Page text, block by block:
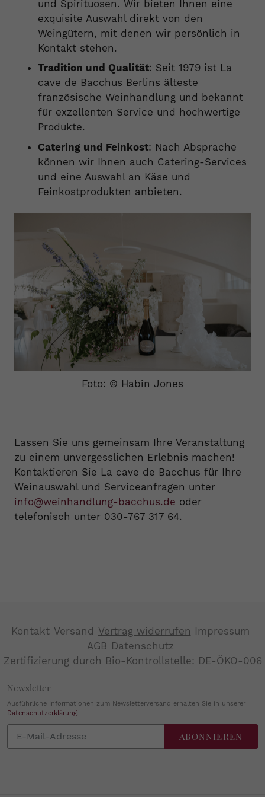
und Spirituosen. Wir bieten Ihnen eine
exquisite Auswahl direkt von den
Weingütern, mit denen wir persönlich in
Kontakt stehen.
Tradition und Qualität: Seit 1979 ist La
cave de Bacchus Berlins älteste
französische Weinhandlung und bekannt
für exzellenten Service und hochwertige
Produkte.
Catering und Feinkost: Nach Absprache
können wir Ihnen auch Catering-Services
und eine Auswahl an Käse und
Feinkostprodukten anbieten.
Foto: © Habin Jones
Lassen Sie uns gemeinsam Ihre Veranstaltung
zu einem unvergesslichen Erlebnis machen!
Kontaktieren Sie La cave de Bacchus für Ihre
Weinauswahl und Serviceanfragen unter
info@weinhandlung-bacchus.de oder
telefonisch unter 030-767 317 64.
Kontakt Versand Vertrag widerrufen Impressum
AGB Datenschutz
Zertifizierung durch Bio-Kontrollstelle: DE-ÖKO-006
Newsletter
Ausführliche Informationen zum Newsletterversand erhalten Sie in unserer
Datenschutzerklärung.
Sie
ABONNIEREN